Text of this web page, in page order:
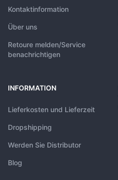
Kontaktinformation
Über uns
Retoure melden/Service
benachrichtigen
INFORMATION
Lieferkosten und Lieferzeit
Dropshipping
Werden Sie Distributor
Blog